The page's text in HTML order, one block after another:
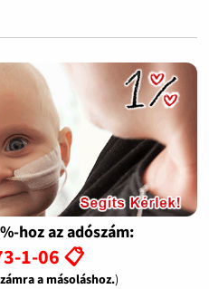
hoz az adószám:
1-06 📋
a másoláshoz.)